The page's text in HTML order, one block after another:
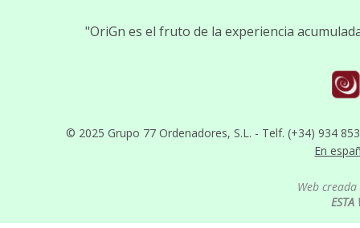
© 2025 Grupo 77 Ordenadores, S.L. - Telf. (+34) 934
En
"OriGn es el fruto de la experiencia
Web
ESTA